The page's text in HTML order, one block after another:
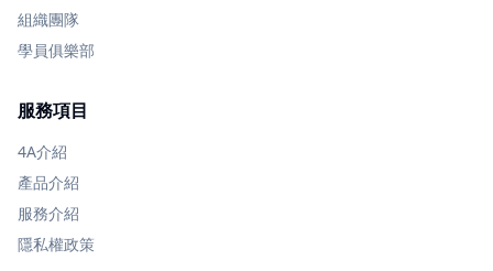
組織團隊
學員俱樂部
服務項目
4A介紹
產品介紹
服務介紹
隱私權政策